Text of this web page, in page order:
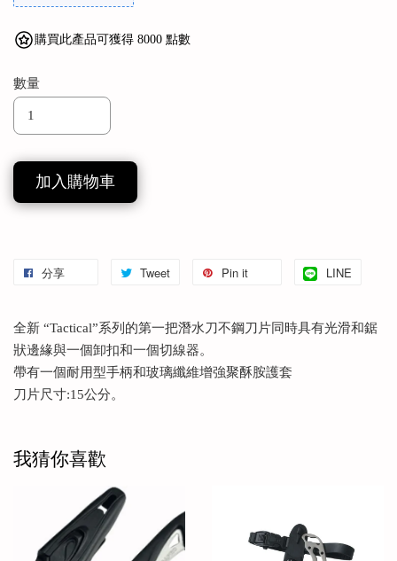
購買此產品可獲得 8000 點數
數量
加入購物車
分享 Tweet Pin it LINE
全新 “Tactical”系列的第一把潛水刀不鋼刀片同時具有光滑和鋸
狀邊緣與一個卸扣和一個切線器。
帶有一個耐用型手柄和玻璃纖維增強聚酥胺護套
刀片尺寸:15公分。
我猜你喜歡